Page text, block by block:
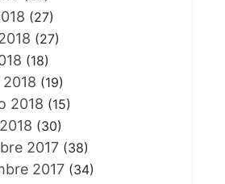
(27)
(27)
(18)
(19)
2018 (15)
(30)
2017(38)
2017(34)